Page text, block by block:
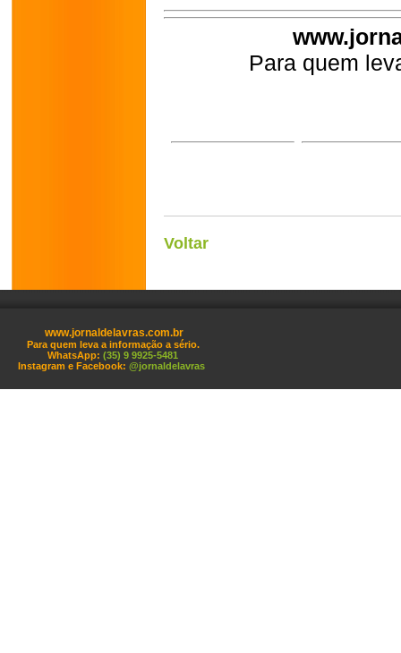
Para quem
Voltar
www.jornaldelavras.com.br
Para quem leva a informação a sério.
WhatsApp: (35) 9 9925-5481
Instagram e Facebook: @jornaldelavras